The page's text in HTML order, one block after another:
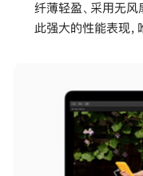
纤薄轻盈、采用无
此强大的性能表现